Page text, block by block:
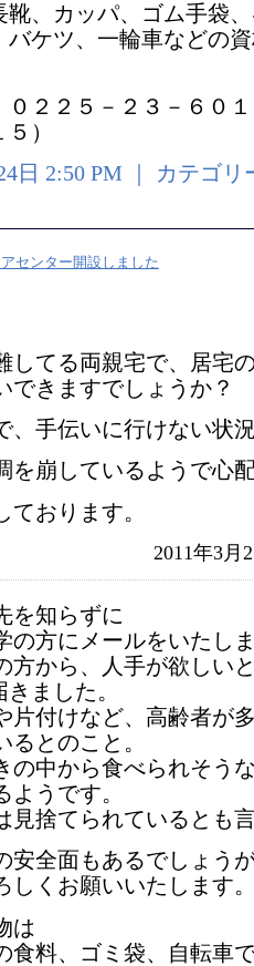
、カッパ、ゴム手袋、
バケツ、一輪車などの
２２５－２３－６０
）
日 2:50 PM ｜ カテゴリ
センター開設しました
してる両親宅で、居宅
できますでしょうか？
、手伝いに行けない状
を崩しているようで心
ております。
2011年3月
を知らずに
の方にメールをいたし
方から、人手が欲しい
ました。
片付けなど、高齢者が
るとのこと。
の中から食べられそう
うです。
見捨てられているとも
安全面もあるでしょう
しくお願いいたします
は
食料、ゴミ袋、自転車